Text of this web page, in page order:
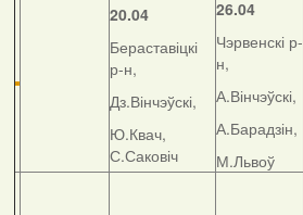
20.04
Бераставіцкі
р-н,
Дз.Вінчэўскі,
Ю.Квач,
С.Саковіч
26.04
Чэрвенскі р-
н,
А.Вінчэўскі,
А.Барадзін,
М.Львоў